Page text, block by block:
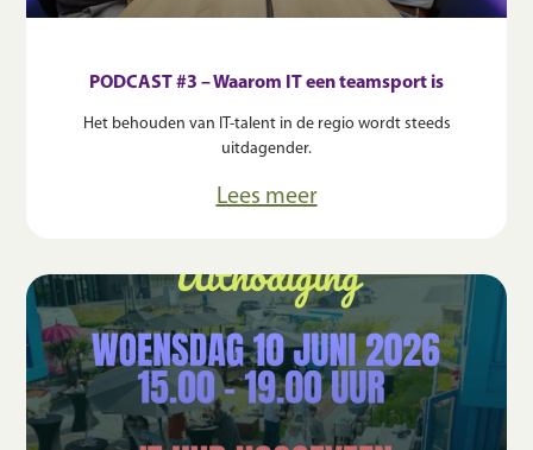
PODCAST #3 – Waarom IT een teamsport is
Het behouden van IT-talent in de regio wordt steeds
uitdagender.
Lees meer